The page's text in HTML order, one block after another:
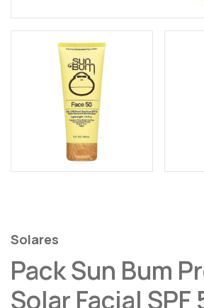
Solares
Pack Sun Bum
Solar Facial SPF